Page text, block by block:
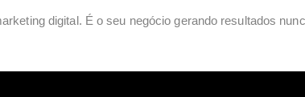
digital. É o seu negócio gerando resultados